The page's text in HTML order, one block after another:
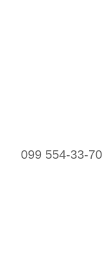
099 554-33-70